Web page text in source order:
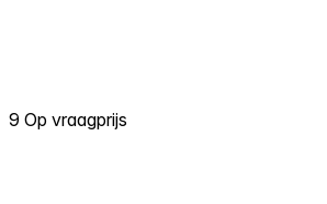
9 Op vraagprijs